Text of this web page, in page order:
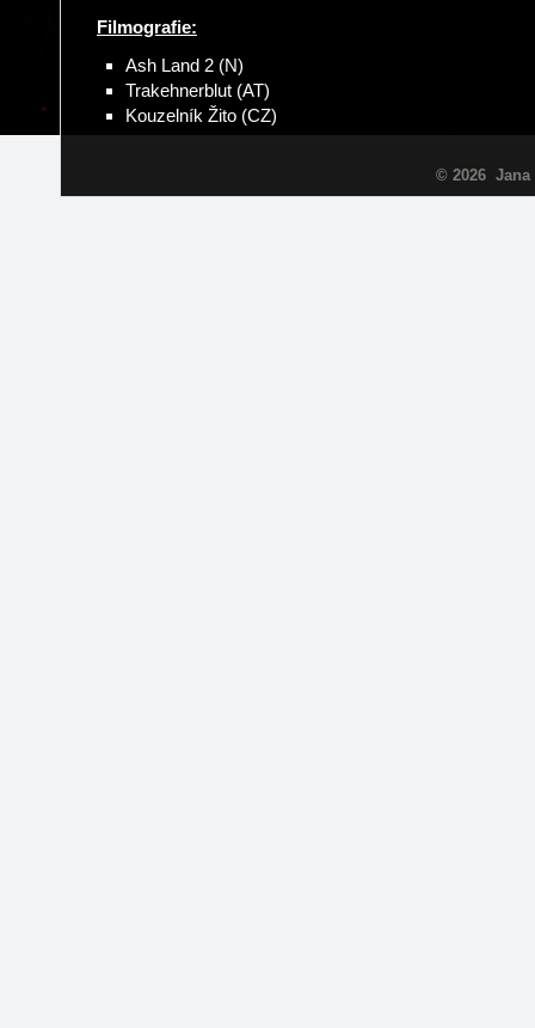
Filmografie:
Ash Land 2 (N)
Trakehnerblut (AT)
Kouzelník Žito (CZ)
© 2026 Jana